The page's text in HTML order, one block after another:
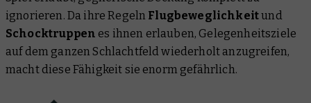
ignorieren. Da ihre Regeln Flugbeweglichkeitund
Schocktruppen es ihnen erlauben, Gelegenheitsziele
auf dem ganzen Schlachtfeld wiederholt anzugreifen,
macht diese Fähigkeit sie enorm gefährlich.